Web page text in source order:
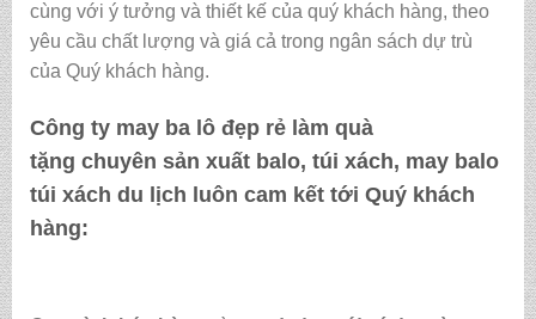
cùng với ý tưởng và thiết kế của quý khách hàng, theo
yêu cầu chất lượng và giá cả trong ngân sách dự trù
của Quý khách hàng.
Công ty may ba lô đẹp rẻ làm quà
tặng chuyên sản xuất balo, túi xách, may balo
túi xách du lịch luôn cam kết tới Quý khách
hàng: